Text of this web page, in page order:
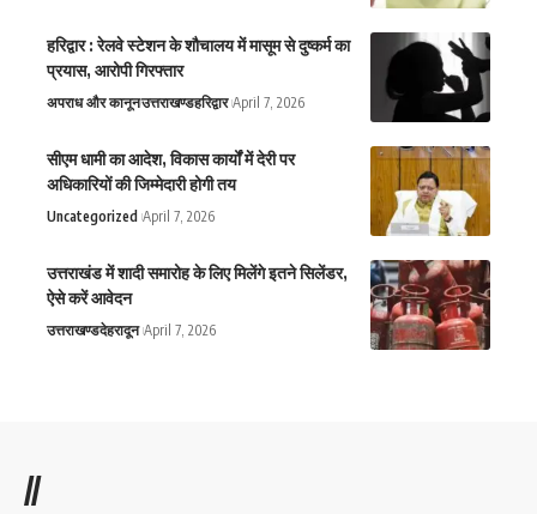
हरिद्वार : रेलवे स्टेशन के शौचालय में मासूम से दुष्कर्म का
प्रयास, आरोपी गिरफ्तार
अपराध और कानूनउत्तराखण्डहरिद्वार April 7, 2026
सीएम धामी का आदेश, विकास कार्यों में देरी पर
अधिकारियों की जिम्मेदारी होगी तय
Uncategorized April 7, 2026
उत्तराखंड में शादी समारोह के लिए मिलेंगे इतने सिलेंडर,
ऐसे करें आवेदन
उत्तराखण्डदेहरादून April 7, 2026
//